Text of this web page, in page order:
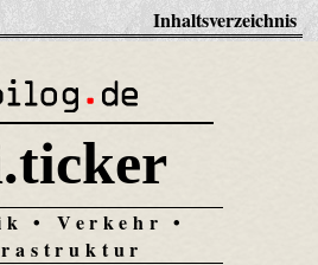
Inhaltsverzeichnis
• Verkehr •